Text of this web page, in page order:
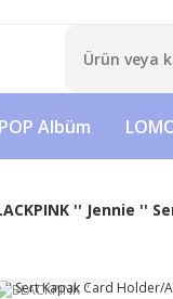
Albüm
'' Jennie ''